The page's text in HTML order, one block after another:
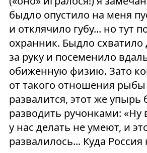
быдло опустило на меня
и отклячило губу... но тут
охранник. Быдло схватило
за руку и посеменило
обиженную физию. Зато
от такого отношения рыбы
развалится, этот же упырь
разводить ручонками: «Ну
у нас делать не умеют, и
развалилось... Куда Россия